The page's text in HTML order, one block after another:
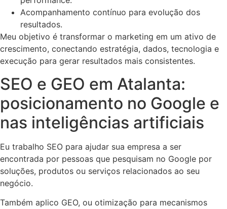
Acompanhamento contínuo para evolução dos
resultados.
Meu objetivo é transformar o marketing em um ativo de
crescimento, conectando estratégia, dados, tecnologia e
execução para gerar resultados mais consistentes.
SEO e GEO em Atalanta:
posicionamento no Google e
nas inteligências artificiais
Eu trabalho SEO para ajudar sua empresa a ser
encontrada por pessoas que pesquisam no Google por
soluções, produtos ou serviços relacionados ao seu
negócio.
Também aplico GEO, ou otimização para mecanismos